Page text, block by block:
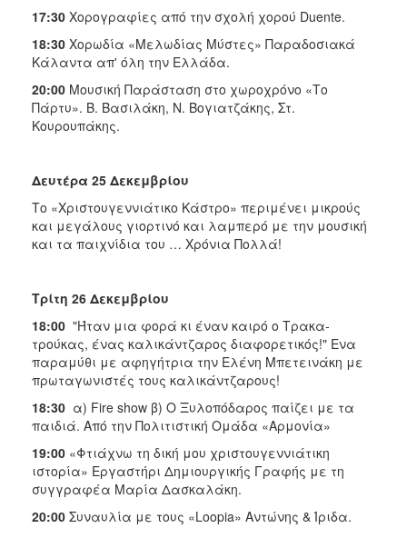
17:30 Χορογραφίες από την σχολή χορού Duente.
18:30 Χορωδία «Μελωδίας Μύστες» Παραδοσιακά
Κάλαντα απ' όλη την Ελλάδα.
20:00 Μουσική Παράσταση στο χωροχρόνο «Το
Πάρτυ». Β. Βασιλάκη, Ν. Βογιατζάκης, Στ.
Κουρουπάκης.
Δευτέρα 25 Δεκεμβρίου
Το «Χριστουγεννιάτικο Κάστρο» περιμένει μικρούς
και μεγάλους γιορτινό και λαμπερό με την μουσική
και τα παιχνίδια του … Χρόνια Πολλά!
Τρίτη 26 Δεκεμβρίου
18:00 "Ήταν μια φορά κι έναν καιρό ο Τρακα­
τρούκας, ένας καλικάντζαρος διαφορετικός!" Ενα
παραμύθι με αφηγήτρια την Ελένη Μπετεινάκη με
πρωταγωνιστές τους καλικάντζαρους!
18:30 α) Fire show β) Ο Ξυλοπόδαρος παίζει με τα
παιδιά. Από την Πολιτιστική Ομάδα «Αρμονία»
19:00 «Φτιάχνω τη δική μου χριστουγεννιάτικη
ιστορία» Εργαστήρι Δημιουργικής Γραφής με τη
συγγραφέα Μαρία Δασκαλάκη.
20:00 Συναυλία με τους «Loopia» Αντώνης & Ίριδα.